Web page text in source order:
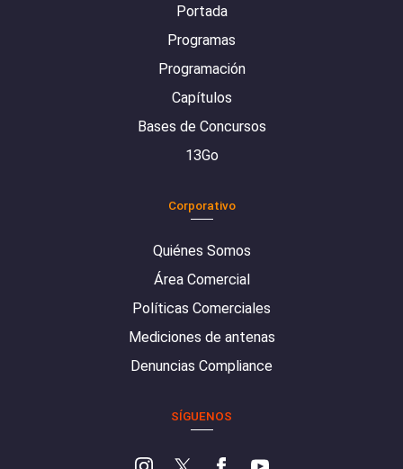
Portada
Programas
Programación
Capítulos
Bases de Concursos
13Go
Corporativo
Quiénes Somos
Área Comercial
Políticas Comerciales
Mediciones de antenas
Denuncias Compliance
SÍGUENOS